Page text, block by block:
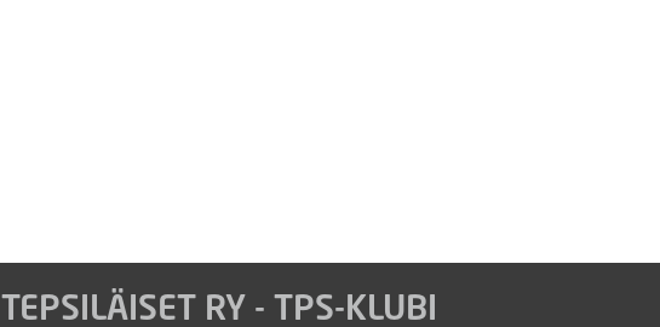
TEPSILÄISET RY - TPS-KLUBI